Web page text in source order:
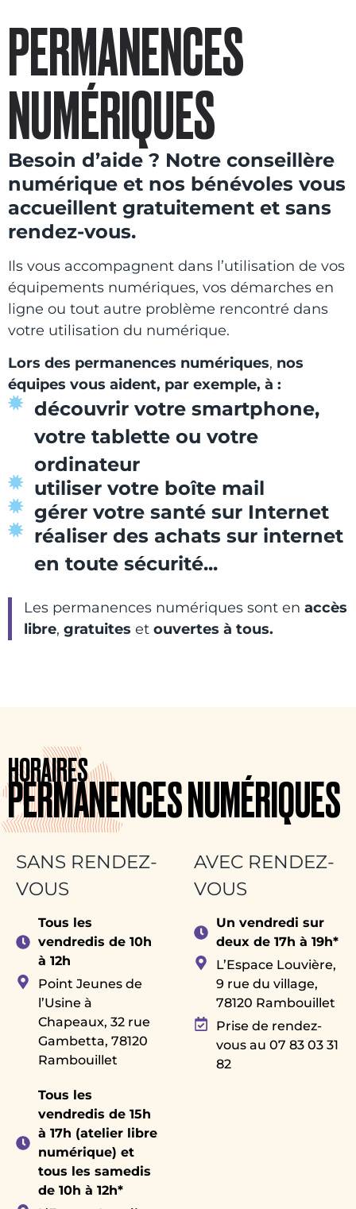
PERMANENCES
NUMÉRIQUES
Besoin d’aide ? Notre conseillère
numérique et nos bénévoles vous
accueillent gratuitement et sans
rendez-vous.
Ils vous accompagnent dans l’utilisation de vos
équipements numériques, vos démarches en
ligne ou tout autre problème rencontré dans
votre utilisation du numérique.
Lors des permanences numériques, nos
équipes vous aident, par exemple, à :
découvrir votre smartphone,
votre tablette ou votre
ordinateur
utiliser votre boîte mail
gérer votre santé sur Internet
réaliser des achats sur internet
en toute sécurité...
Les permanences numériques sont en accès
libre, gratuites et ouvertes à tous.
HORAIRES
PERMANENCES NUMÉRIQUES
SANS RENDEZ-
VOUS
Tous les
vendredis de 10h
à 12h
Point Jeunes de
l’Usine à
Chapeaux, 32 rue
Gambetta, 78120
Rambouillet
Tous les
vendredis de 15h
à 17h (atelier libre
numérique) et
tous les samedis
de 10h à 12h*
AVEC RENDEZ-
VOUS
Un vendredi sur
deux de 17h à 19h*
L’Espace Louvière,
9 rue du village,
78120 Rambouillet
Prise de rendez-
vous au 07 83 03 31
82